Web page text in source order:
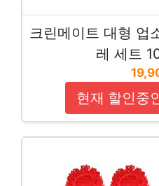
크린메이트 대형 업
레 세트
현재 할인중